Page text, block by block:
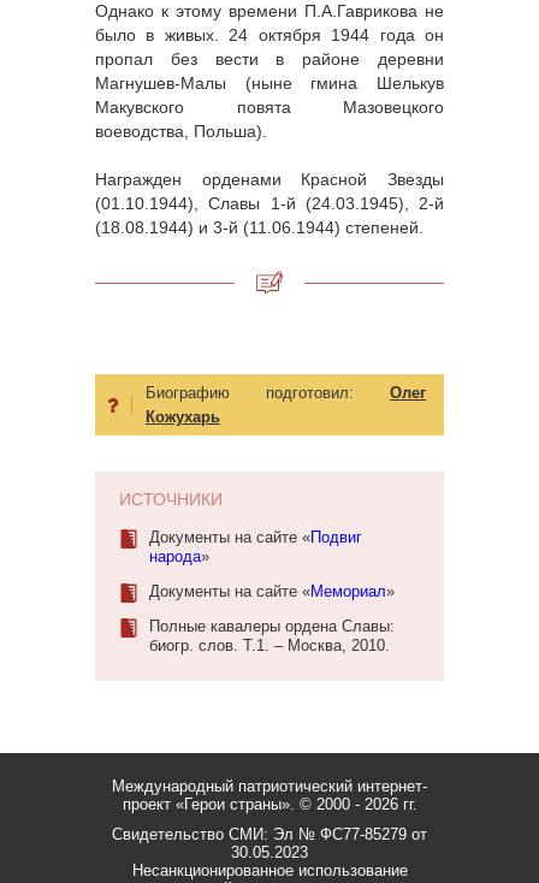
Однако к этому времени П.А.Гаврикова не
было в живых. 24 октября 1944 года он
пропал без вести в районе деревни
Магнушев-Малы (ныне гмина Шелькув
Макувского повята Мазовецкого
воеводства, Польша).
Награжден орденами Красной Звезды
(01.10.1944), Славы 1-й (24.03.1945), 2-й
(18.08.1944) и 3-й (11.06.1944) степеней.
Биографию подготовил: Олег
Кожухарь
ИСТОЧНИКИ
Документы на сайте «Подвиг
народа»
Документы на сайте «Мемориал»
Полные кавалеры ордена Славы:
биогр. слов. Т.1. – Москва, 2010.
Международный патриотический интернет-
проект «Герои страны». © 2000 - 2026 гг.
Свидетельство СМИ: Эл № ФС77-85279 от
30.05.2023
Несанкционированное использование